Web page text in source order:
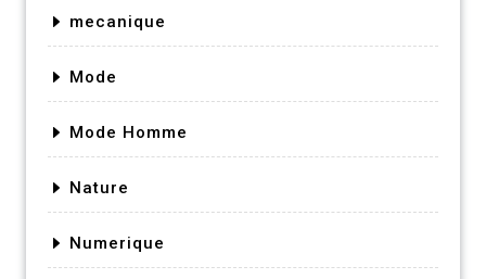
mecanique
Mode
Mode Homme
Nature
Numerique